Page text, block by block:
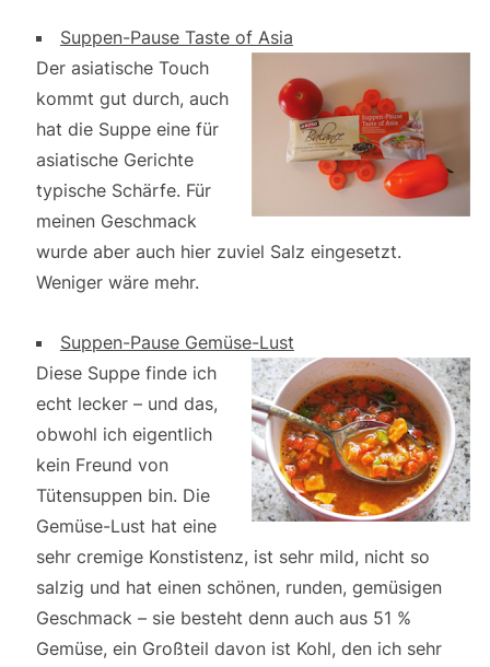
Suppen-Pause Taste of Asia
Der asiatische Touch
kommt gut durch, auch
hat die Suppe eine für
asiatische Gerichte
typische Schärfe. Für
meinen Geschmack
wurde aber auch hier zuviel Salz eingesetzt.
Weniger wäre mehr.
Suppen-Pause Gemüse-Lust
Diese Suppe finde ich
echt lecker – und das,
obwohl ich eigentlich
kein Freund von
Tütensuppen bin. Die
Gemüse-Lust hat eine
sehr cremige Konstistenz, ist sehr mild, nicht so
salzig und hat einen schönen, runden, gemüsigen
Geschmack – sie besteht denn auch aus 51 %
Gemüse, ein Großteil davon ist Kohl, den ich sehr